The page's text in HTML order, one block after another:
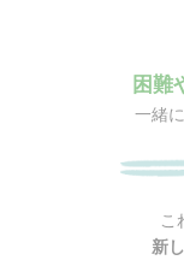
困難
一緒
こ
新